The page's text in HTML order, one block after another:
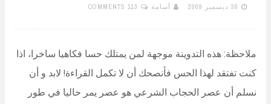
30 ديسمبر 2009 أسامة 113 COMMENTS
ملاحظة: هذه التدوينة موجهة لمن يمتلك حسا فكاهيا ساخرا، اذا
كنت تفتقد لهذا الحس فأنصحك أن لا تكمل القراءة! لابد و أن
نسلم أن عصر الحجاب الشرعي هو عصر يمر حاليا في طور